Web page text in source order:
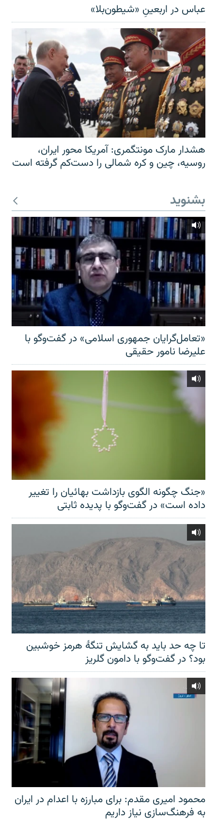
عباس در اربعینِ «شیطون‌بلا»
هشدار مارک مونتگمری: آمریکا محور ایران،
روسیه، چین و کره شمالی را دست‌کم گرفته است
بشنوید
«تعامل‌گرایان جمهوری اسلامی» در گفت‌وگو با
علیرضا نامور حقیقی
«جنگ چگونه الگوی بازداشت بهائیان را تغییر
داده است» در گفت‌وگو با پدیده ثابتی
تا چه حد باید به گشایش تنگهٔ هرمز خوشبین
بود؟ در گفت‌وگو با دامون گلریز
محمود امیری مقدم: برای مبارزه با اعدام در ایران
به فرهنگ‌سازی نیاز داریم